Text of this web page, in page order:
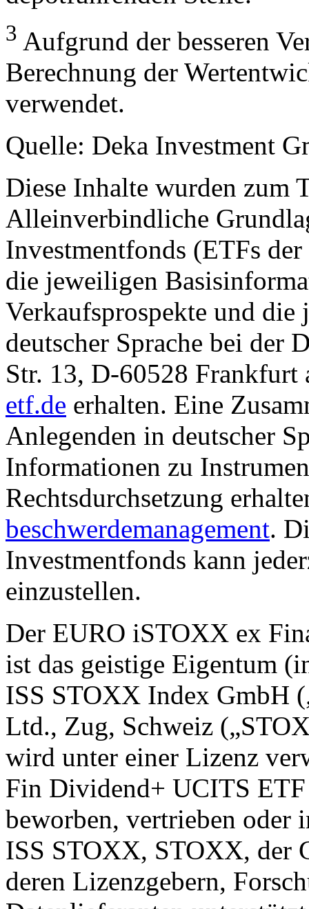
3 Aufgrund der besseren
Berechnung der
verwendet.
Quelle: Deka Investment
Diese Inhalte wurden zum
Alleinverbindliche
Investmentfonds (ETFs
die jeweiligen
Verkaufsprospekte und
deutscher Sprache bei der
Str. 13, D-60528
etf.de erhalten. Eine
Anlegenden in deutscher
Informationen zu
Rechtsdurchsetzung
beschwerdemanagement.
Investmentfonds kann
einzustellen.
Der EURO iSTOXX ex
ist das geistige Eigentum
ISS STOXX Index GmbH
Ltd., Zug, Schweiz
wird unter einer Lizenz
Fin Dividend+ UCITS
beworben, vertrieben oder
ISS STOXX, STOXX, der
deren Lizenzgebern,